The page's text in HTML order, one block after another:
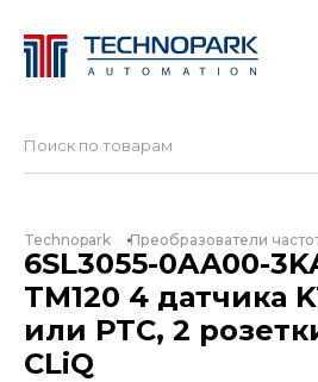
Technopark Преобразователи
6SL3055-0AA00-
TM120 4 датчика
или PTC, 2
CLiQ